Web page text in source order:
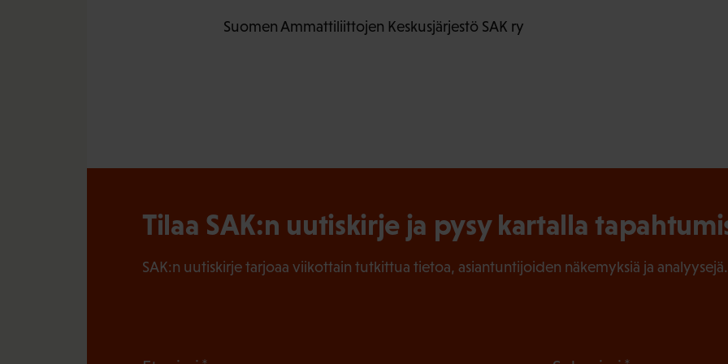
Suomen Ammattiliittojen Keskusjärjestö SAK ry
Tilaa SAK:n uutiskirje ja pysy kartalla
SAK:n uutiskirje tarjoaa viikottain tutkittua tietoa, asiantuntijoiden näkemyksiä ja analyysejä.